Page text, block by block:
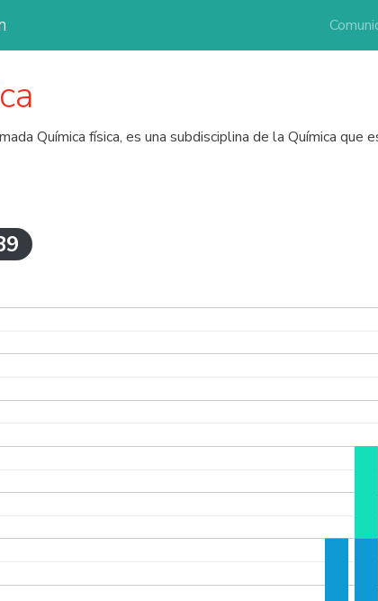
Química física, es una subdisciplina de la Química